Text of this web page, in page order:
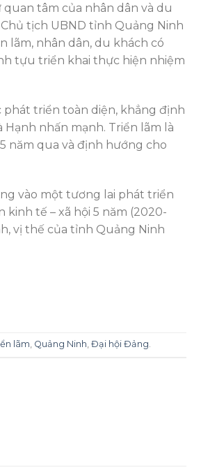
tâm của nhân dân và du
tịch UBND tỉnh Quảng Ninh
lãm, nhân dân, du khách có
tựu triển khai thực hiện nhiệm
phát triển toàn diện, khẳng định
Hạnh nhấn mạnh. Triển lãm là
năm qua và định hướng cho
vào một tương lai phát triển
tế – xã hội 5 năm (2020-
vị thế của tỉnh Quảng Ninh
lãm Quảng Ninh Đại hội Đảng